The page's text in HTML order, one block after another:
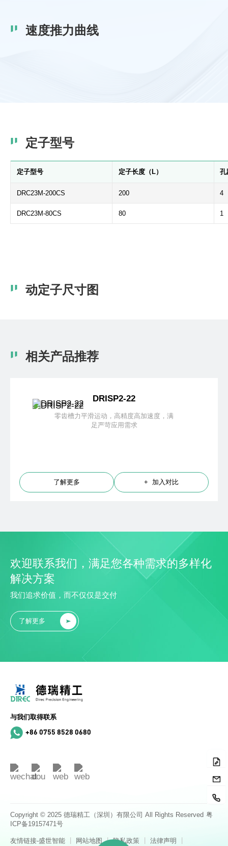
速度推力曲线
定子型号
定子型号 定子长度（L） 孔
DRC23M-200CS 200 4
DRC23M-80CS 80 1
动定子尺寸图
相关产品推荐
DRISP2-22
零齿槽力平滑运动，高精度高加速度，满
足严苛应用需求
了解更多 + 加入对比
欢迎联系我们，满足您各种需求的多样化
解决方案
我们追求价值，而不仅仅是交付
了解更多
与我们取得联系
+86 0755 8528 0680
Copyright © 2025 德瑞精工（深圳）有限公司 All Rights Reserved 粤
ICP备19157471号
友情链接-盛世智能 网站地图 | 隐私政策 法律声明